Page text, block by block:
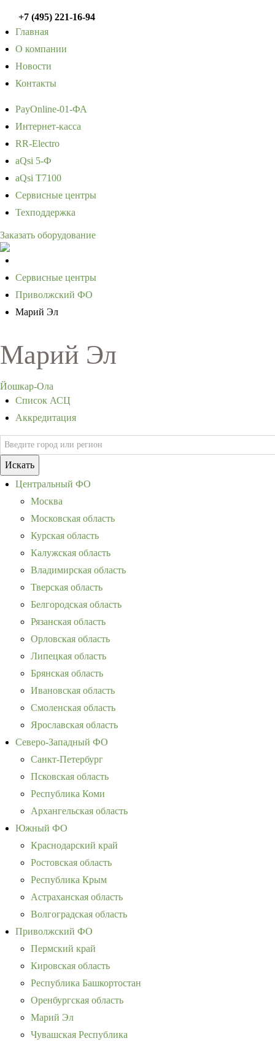
+7 (495) 221-16-94
Главная
О компании
Новости
Контакты
PayOnline-01-ФА
Интернет-касса
RR-Electro
aQsi 5-Ф
aQsi T7100
Сервисные центры
Техподдержка
Заказать оборудование
Сервисные центры
Приволжский ФО
Марий Эл
Марий Эл
Йошкар-Ола
Список АСЦ
Аккредитация
Искать
Центральный ФО
Москва
Московская область
Курская область
Калужская область
Владимирская область
Тверская область
Белгородская область
Рязанская область
Орловская область
Липецкая область
Брянская область
Ивановская область
Смоленская область
Ярославская область
Северо-Западный ФО
Санкт-Петербург
Псковская область
Республика Коми
Архангельская область
Южный ФО
Краснодарский край
Ростовская область
Республика Крым
Астраханская область
Волгоградская область
Приволжский ФО
Пермский край
Кировская область
Республика Башкортостан
Оренбургская область
Марий Эл
Чувашская Республика